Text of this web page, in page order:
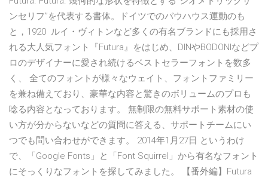
ンセリフ”を代表する書体。ドイツでのバウハウス運動のも
と，1920 ルイ・ヴィトンなど多くの有名ブランドにも採用さ
れる大人気フォント『Futura』をはじめ、DINやBODONIなどプ
ロのデザイナーに愛され続けるベストセラーフォントを数多
く、 全てのフォントが様々なウェイト、フォントファミリー
を兼ね備えており、豪華な内容と驚きのボリュームのプロも
唸る内容となっております。 無制限の無料サポート素材の使
い方が分からないなどの質問に答える、サポートチームにい
つでも問い合わせができます。 2014年1月27日 というわけ
で、「Google Fonts」と「Font Squirrel」から有名なフォント
にそっくりなフォントを探してみました。 【番外編】Futura